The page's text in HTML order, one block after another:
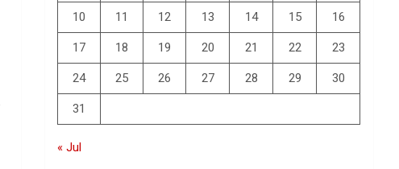
10 11 12 13 14 15 16
17 18 19 20 21 22 23
24 25 26 27 28 29 30
31
« Jul